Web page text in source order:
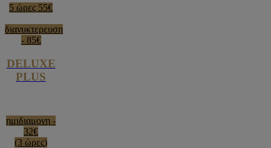
5 ώρες 55€
διανυκτερευση
- 85€
DELUXE
PLUS
ημιδιαμονη -
32€
(3 ώρες)